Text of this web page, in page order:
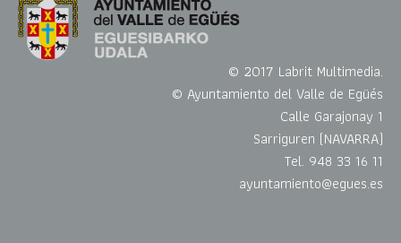
© 2017 Labrit Multimedia.
© Ayuntamiento del Valle de Egüés
Calle Garajonay 1
Sarriguren (NAVARRA)
Tel. 948 33 16 11
ayuntamiento@egues.es